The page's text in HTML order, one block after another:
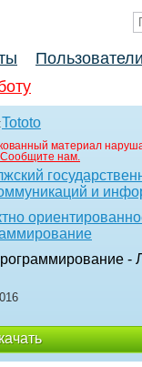
Пользователи
Tototo
материал
Сообщите нам.
и
-